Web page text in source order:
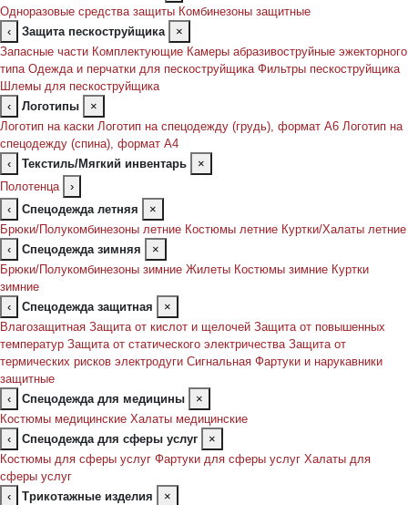
Одноразовые средства защиты Комбинезоны защитные
‹
Защита пескоструйщика
×
Запасные части Комплектующие Камеры абразивоструйные эжекторного
типа Одежда и перчатки для пескоструйщика Фильтры пескоструйщика
Шлемы для пескоструйщика
‹
Логотипы
×
Логотип на каски Логотип на спецодежду (грудь), формат А6 Логотип на
спецодежду (спина), формат А4
‹
Текстиль/Мягкий инвентарь
×
Полотенца
›
‹
Спецодежда летняя
×
Брюки/Полукомбинезоны летние Костюмы летние Куртки/Халаты летние
‹
Спецодежда зимняя
×
Брюки/Полукомбинезоны зимние Жилеты Костюмы зимние Куртки
зимние
‹
Спецодежда защитная
×
Влагозащитная Защита от кислот и щелочей Защита от повышенных
температур Защита от статического электричества Защита от
термических рисков электродуги Сигнальная Фартуки и нарукавники
защитные
‹
Спецодежда для медицины
×
Костюмы медицинские Халаты медицинские
‹
Спецодежда для сферы услуг
×
Костюмы для сферы услуг Фартуки для сферы услуг Халаты для
сферы услуг
‹
Трикотажные изделия
×